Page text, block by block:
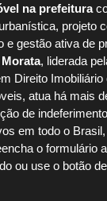
na prefeitura
projeto
e gestão ativa de
, liderada
Direito
atua há mais
de
em todo o
o formulário
ou use o botão